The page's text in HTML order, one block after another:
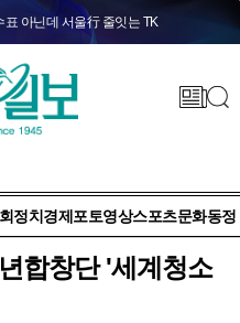
표 아닌데 서울行 줄잇는 TK
정치 경제 포토영상스포츠문화동정
합창단 '세계청소